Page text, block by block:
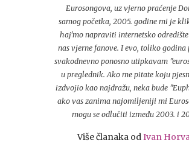
Eurosongova, uz vjerno praćenje
samog početka, 2005. godine mi je
haj'mo napraviti internetsko odredište
nas vjerne fanove. I evo, toliko godina
svakodnevno ponosno utipkavam
u preglednik. Ako me pitate koju
izdvojio kao najdražu, neka bude
ako vas zanima najomiljeniji mi
mogu se odlučiti između 2003. i
Više članaka odIvan